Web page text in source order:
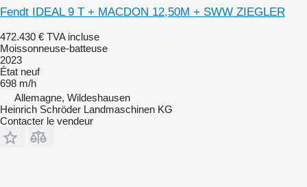
Fendt IDEAL 9 T + MACDON 12,50M + SWW ZIEGLER
472.430 € TVA incluse
Moissonneuse-batteuse
2023
État neuf
698 m/h
Allemagne, Wildeshausen
Heinrich Schröder Landmaschinen KG
Contacter le vendeur